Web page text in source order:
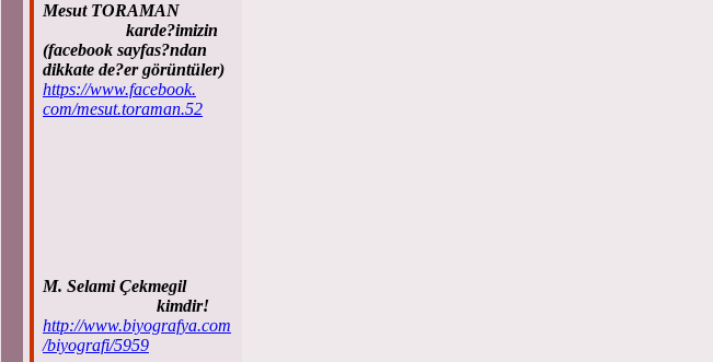
Mesut TORAMAN
karde?imizin
(facebook sayfas?ndan
dikkate de?er görüntüler)
https://www.facebook.
com/mesut.toraman.52
M. Selami Çekmegil
kimdir!
http://www.biyografya.com
/biyografi/5959